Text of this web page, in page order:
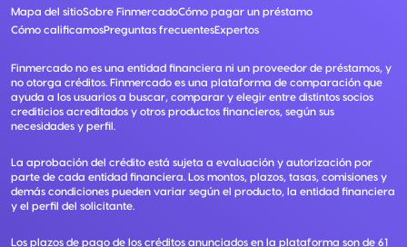
Mapa del sitioSobre FinmercadoCómo pagar un préstamo
Cómo calificamosPreguntas frecuentesExpertos
Finmercado no es una entidad financiera ni un proveedor de préstamos, y
no otorga créditos. Finmercado es una plataforma de comparación que
ayuda a los usuarios a buscar, comparar y elegir entre distintos socios
crediticios acreditados y otros productos financieros, según sus
necesidades y perfil.
La aprobación del crédito está sujeta a evaluación y autorización por
parte de cada entidad financiera. Los montos, plazos, tasas, comisiones y
demás condiciones pueden variar según el producto, la entidad financiera
y el perfil del solicitante.
Los plazos de pago de los créditos anunciados en la plataforma son de 61